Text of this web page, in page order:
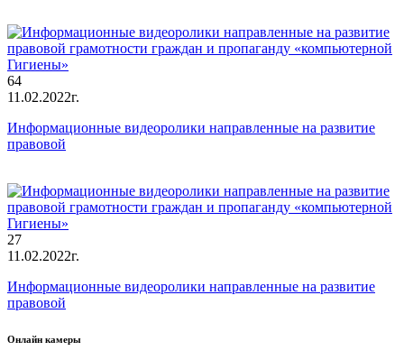
64
11.02.2022г.
Информационные видеоролики направленные на развитие
правовой
27
11.02.2022г.
Информационные видеоролики направленные на развитие
правовой
Онлайн камеры